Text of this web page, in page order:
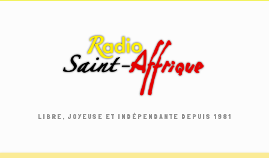
LIBRE, JOYEUSE ET INDÉPENDANTE DEPUIS 1981